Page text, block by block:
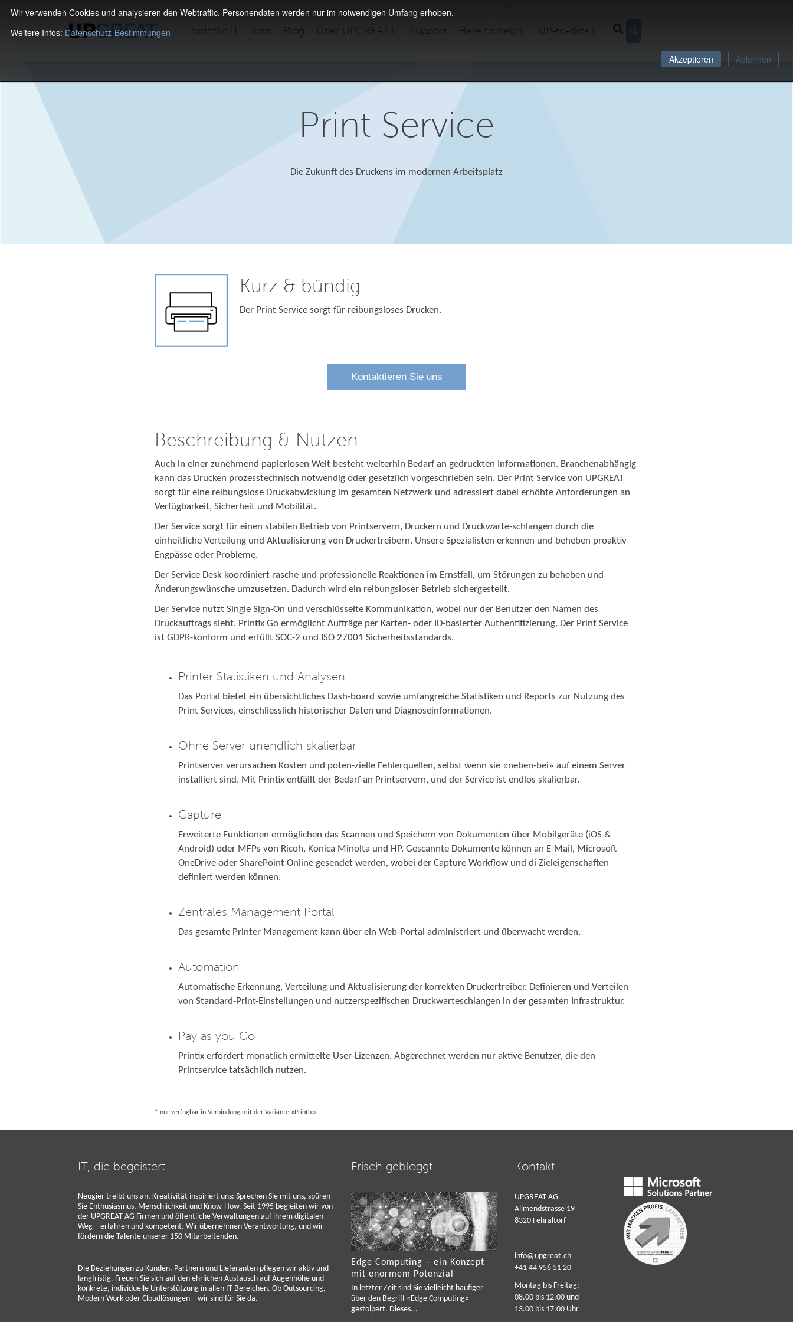
Wir verwenden Cookies und analysieren den Webtraffic. Personendaten werden nur im notwendigen Umfang erhoben.
Weitere Infos: Datenschutz-Bestimmungen
Akzeptieren Ablehnen
Portfolio Jobs Blog Über UPGREAT Support Here to help UP-to-date
Print Service
Die Zukunft des Druckens im modernen Arbeitsplatz
Kurz & bündig
Der Print Service sorgt für reibungsloses Drucken.
Kontaktieren Sie uns
Beschreibung & Nutzen
Auch in einer zunehmend papierlosen Welt besteht weiterhin Bedarf an gedruckten Informationen. Branchenabhängig
kann das Drucken prozesstechnisch notwendig oder gesetzlich vorgeschrieben sein. Der Print Service von UPGREAT
sorgt für eine reibungslose Druckabwicklung im gesamten Netzwerk und adressiert dabei erhöhte Anforderungen an
Verfügbarkeit, Sicherheit und Mobilität.
Der Service sorgt für einen stabilen Betrieb von Printservern, Druckern und Druckwarte-schlangen durch die
einheitliche Verteilung und Aktualisierung von Druckertreibern. Unsere Spezialisten erkennen und beheben proaktiv
Engpässe oder Probleme.
Der Service Desk koordiniert rasche und professionelle Reaktionen im Ernstfall, um Störungen zu beheben und
Änderungswünsche umzusetzen. Dadurch wird ein reibungsloser Betrieb sichergestellt.
Der Service nutzt Single Sign-On und verschlüsselte Kommunikation, wobei nur der Benutzer den Namen des
Druckauftrags sieht. Printix Go ermöglicht Aufträge per Karten- oder ID-basierter Authentifizierung. Der Print Service
ist GDPR-konform und erfüllt SOC-2 und ISO 27001 Sicherheitsstandards.
Printer Statistiken und Analysen
Das Portal bietet ein übersichtliches Dash-board sowie umfangreiche Statistiken und Reports zur Nutzung des
Print Services, einschliesslich historischer Daten und Diagnoseinformationen.
Ohne Server unendlich skalierbar
Printserver verursachen Kosten und poten-zielle Fehlerquellen, selbst wenn sie «neben-bei» auf einem Server
installiert sind. Mit Printix entfällt der Bedarf an Printservern, und der Service ist endlos skalierbar.
Capture
Erweiterte Funktionen ermöglichen das Scannen und Speichern von Dokumenten über Mobilgeräte (iOS &
Android) oder MFPs von Ricoh, Konica Minolta und HP. Gescannte Dokumente können an E-Mail, Microsoft
OneDrive oder SharePoint Online gesendet werden, wobei der Capture Workflow und di Zieleigenschaften
definiert werden können.
Zentrales Management Portal
Das gesamte Printer Management kann über ein Web-Portal administriert und überwacht werden.
Automation
Automatische Erkennung, Verteilung und Aktualisierung der korrekten Druckertreiber. Definieren und Verteilen
von Standard-Print-Einstellungen und nutzerspezifischen Druckwarteschlangen in der gesamten Infrastruktur.
Pay as you Go
Printix erfordert monatlich ermittelte User-Lizenzen. Abgerechnet werden nur aktive Benutzer, die den
Printservice tatsächlich nutzen.
* nur verfügbar in Verbindung mit der Variante «Printix»
IT, die begeistert.
Neugier treibt uns an, Kreativität inspiriert uns: Sprechen Sie mit uns, spüren
Sie Enthusiasmus, Menschlichkeit und Know-How. Seit 1995 begleiten wir von
der UPGREAT AG Firmen und öffentliche Verwaltungen auf ihrem digitalen
Weg – erfahren und kompetent. Wir übernehmen Verantwortung, und wir
fördern die Talente unserer 150 Mitarbeitenden.
Die Beziehungen zu Kunden, Partnern und Lieferanten pflegen wir aktiv und
langfristig. Freuen Sie sich auf den ehrlichen Austausch auf Augenhöhe und
konkrete, individuelle Unterstützung in allen IT Bereichen. Ob Outsourcing,
Modern Work oder Cloudlösungen – wir sind für Sie da.
Frisch gebloggt
Edge Computing – ein Konzept
mit enormem Potenzial
In letzter Zeit sind Sie vielleicht häufiger
über den Begriff «Edge Computing»
gestolpert. Dieses...
Kontakt
UPGREAT AG
Allmendstrasse 19
8320 Fehraltorf
info@upgreat.ch
+41 44 956 51 20
Montag bis Freitag:
08.00 bis 12.00 und
13.00 bis 17.00 Uhr